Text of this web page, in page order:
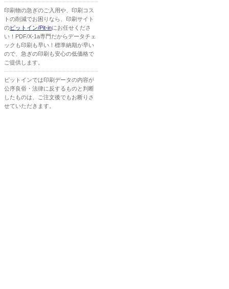
印刷物の急ぎのご入用や、印刷コス
トの削減でお困りなら、印刷サイト
のピットイン/Pit-inにお任せくださ
い！PDF/X-1a専門だからデータチェ
ックも印刷も早い！標準納期が早い
ので、急ぎの印刷も安心の低価格で
ご提供します。
ピットインでは印刷データの内容が
公序良俗・法律に反するものと判断
したものは、ご注文後でもお断りさ
せていただきます。